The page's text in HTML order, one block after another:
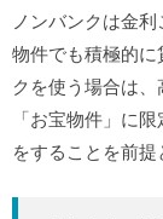
ノンバンクは金
物件でも積極的に
クを使う場合は
「お宝物件」に
をすることを前